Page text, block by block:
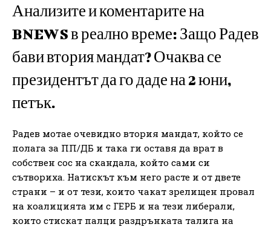
Анализите и коментарите на
BNEWS в реално време: Защо Радев
бави втория мандат? Очаква се
президентът да го даде на 2 юни,
петък.
Радев мотае очевидно втория мандат, който се
полага за ПП/ДБ и така ги оставя да врат в
собствен сос на скандала, който сами си
сътвориха. Натискът към него расте и от двете
страни – и от тези, които чакат зрелищен провал
на коалицията им с ГЕРБ и на тези либерали,
които стискат палци раздрънката талига на